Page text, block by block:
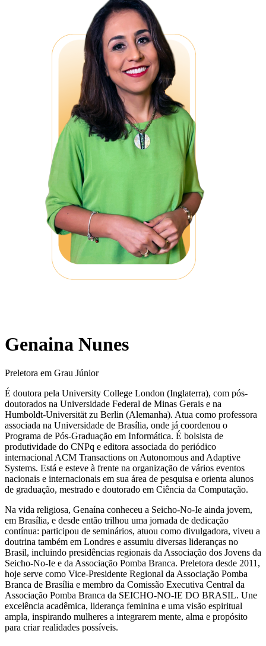
Genaina Nunes
Preletora em Grau Júnior
É doutora pela University College London (Inglaterra), com pós-
doutorados na Universidade Federal de Minas Gerais e na
Humboldt-Universität zu Berlin (Alemanha). Atua como professora
associada na Universidade de Brasília, onde já coordenou o
Programa de Pós-Graduação em Informática. É bolsista de
produtividade do CNPq e editora associada do periódico
internacional ACM Transactions on Autonomous and Adaptive
Systems. Está e esteve à frente na organização de vários eventos
nacionais e internacionais em sua área de pesquisa e orienta alunos
de graduação, mestrado e doutorado em Ciência da Computação.
Na vida religiosa, Genaína conheceu a Seicho-No-Ie ainda jovem,
em Brasília, e desde então trilhou uma jornada de dedicação
contínua: participou de seminários, atuou como divulgadora, viveu a
doutrina também em Londres e assumiu diversas lideranças no
Brasil, incluindo presidências regionais da Associação dos Jovens da
Seicho-No-Ie e da Associação Pomba Branca. Preletora desde 2011,
hoje serve como Vice-Presidente Regional da Associação Pomba
Branca de Brasília e membro da Comissão Executiva Central da
Associação Pomba Branca da SEICHO-NO-IE DO BRASIL. Une
excelência acadêmica, liderança feminina e uma visão espiritual
ampla, inspirando mulheres a integrarem mente, alma e propósito
para criar realidades possíveis.